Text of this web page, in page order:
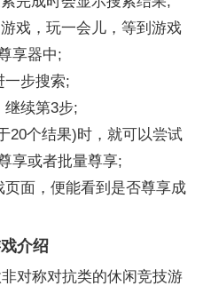
戏，玩一会儿，等到游戏
享器中;
步搜索;
续第3步;
个结果)时，就可以尝试
享或者批量尊享;
面，便能看到是否尊享成
介绍
称对抗类的休闲竞技游